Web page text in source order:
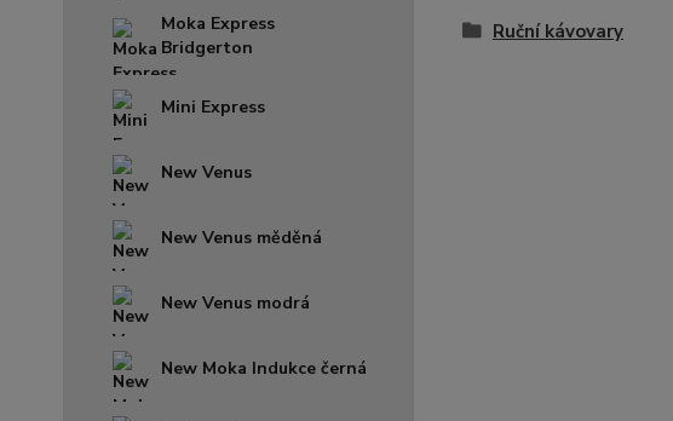
Moka Express
Bridgerton
Mini Express
New Venus
New Venus měděná
New Venus modrá
New Moka Indukce černá
Ruční kávovary